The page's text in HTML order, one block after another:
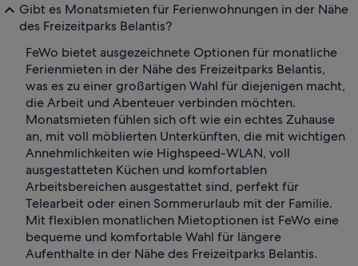
Gibt es Monatsmieten für Ferienwohnungen in der Nähe
des Freizeitparks Belantis?
FeWo bietet ausgezeichnete Optionen für monatliche
Ferienmieten in der Nähe des Freizeitparks Belantis,
was es zu einer großartigen Wahl für diejenigen macht,
die Arbeit und Abenteuer verbinden möchten.
Monatsmieten fühlen sich oft wie ein echtes Zuhause
an, mit voll möblierten Unterkünften, die mit wichtigen
Annehmlichkeiten wie Highspeed-WLAN, voll
ausgestatteten Küchen und komfortablen
Arbeitsbereichen ausgestattet sind, perfekt für
Telearbeit oder einen Sommerurlaub mit der Familie.
Mit flexiblen monatlichen Mietoptionen ist FeWo eine
bequeme und komfortable Wahl für längere
Aufenthalte in der Nähe des Freizeitparks Belantis.